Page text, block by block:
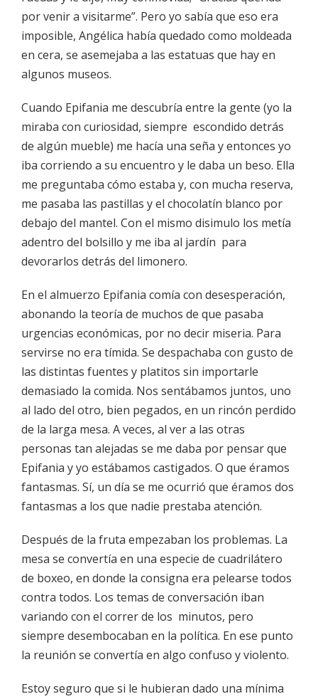
por venir a visitarme”. Pero yo sabía que eso era
imposible, Angélica había quedado como moldeada
en cera, se asemejaba a las estatuas que hay en
algunos museos.
Cuando Epifania me descubría entre la gente (yo la
miraba con curiosidad, siempre escondido detrás
de algún mueble) me hacía una seña y entonces yo
iba corriendo a su encuentro y le daba un beso. Ella
me preguntaba cómo estaba y, con mucha reserva,
me pasaba las pastillas y el chocolatín blanco por
debajo del mantel. Con el mismo disimulo los metía
adentro del bolsillo y me iba al jardín para
devorarlos detrás del limonero.
En el almuerzo Epifania comía con desesperación,
abonando la teoría de muchos de que pasaba
urgencias económicas, por no decir miseria. Para
servirse no era tímida. Se despachaba con gusto de
las distintas fuentes y platitos sin importarle
demasiado la comida. Nos sentábamos juntos, uno
al lado del otro, bien pegados, en un rincón perdido
de la larga mesa. A veces, al ver a las otras
personas tan alejadas se me daba por pensar que
Epifania y yo estábamos castigados. O que éramos
fantasmas. Sí, un día se me ocurrió que éramos dos
fantasmas a los que nadie prestaba atención.
Después de la fruta empezaban los problemas. La
mesa se convertía en una especie de cuadrilátero
de boxeo, en donde la consigna era pelearse todos
contra todos. Los temas de conversación iban
variando con el correr de los minutos, pero
siempre desembocaban en la política. En ese punto
la reunión se convertía en algo confuso y violento.
Estoy seguro que si le hubieran dado una mínima